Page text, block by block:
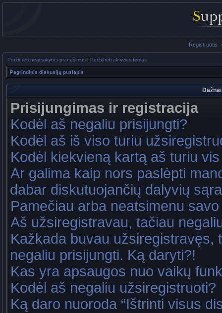
Registruotis
Peržiūrėti neatsakytus pranešimus | Peržiūrėti aktyvias temas
Pagrindinis diskusijų puslapis
Prisijungimas ir registracija
Kodėl aš negaliu prisijungti?
Kodėl aš iš viso turiu
Kodėl kiekvieną kartą aš turiu
Ar galima kaip nors paslėpti
dabar diskutuojančių dalyvių
Pamečiau arba neatsimenu
Aš užsiregistravau, tačiau
Kažkada buvau užsiregistravęs,
negaliu prisijungti. Ką daryti?!
Kas yra apsaugos nuo vaikų
Kodėl aš negaliu užsiregistruoti?
Ką daro nuoroda “Ištrinti visus